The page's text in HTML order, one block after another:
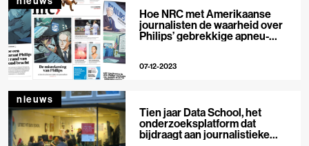
Hoe NRC met Amerikaanse
journalisten de waarheid over
Philips’ gebrekkige apneu-
07-12-2023
nieuws
Tien jaar Data School, het
onderzoeksplatform dat
bijdraagt aan journalistieke